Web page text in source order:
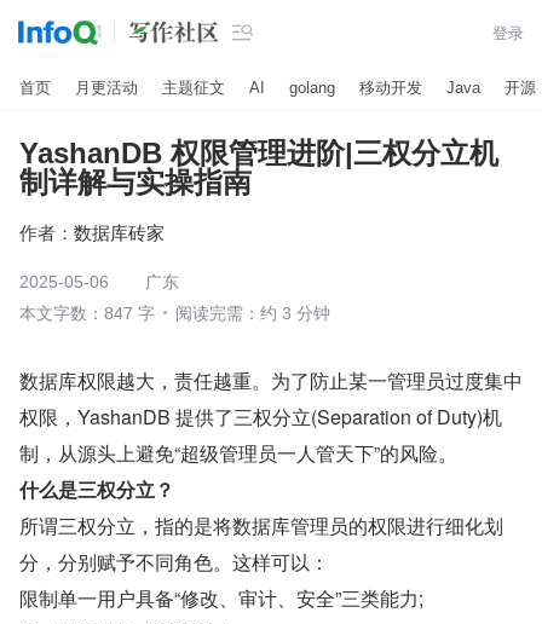
 登录
首页 月更活动 主题征文 AI golang 移动开发 Java 开源
YashanDB 权限管理进阶|三权分立机
制详解与实操指南
作者： 数据库砖家
2025-05-06
广东
本文字数：847 字
阅读完需：约 3 分钟
数据库权限越大，责任越重。为了防止某一管理员过度集中
权限，YashanDB 提供了三权分立(Separation of Duty)机
制，从源头上避免“超级管理员一人管天下”的风险。
什么是三权分立？
所谓三权分立，指的是将数据库管理员的权限进行细化划
分，分别赋予不同角色。这样可以：
限制单一用户具备“修改、审计、安全”三类能力;